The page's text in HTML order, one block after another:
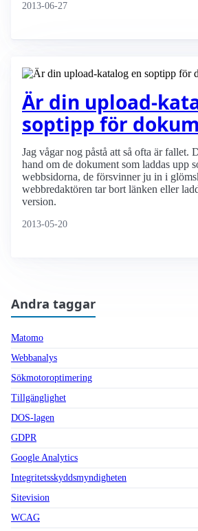
2013-06-27
Är din upload-
soptipp för
Jag vågar nog påstå att så ofta är fallet.
hand om de dokument som laddas upp
webbsidorna, de försvinner ju in i
webbredaktören tar bort länken eller
version.
2013-05-20
Andra taggar
Matomo
Webbanalys
Sökmotoroptimering
Tillgänglighet
DOS-lagen
GDPR
Google Analytics
Integritetsskyddsmyndigheten
Sitevision
WCAG